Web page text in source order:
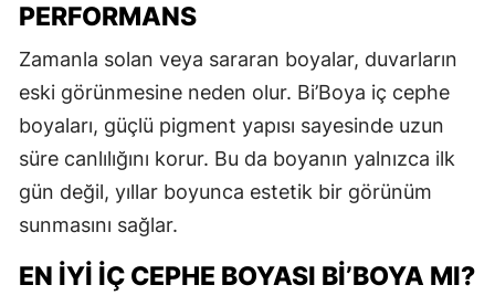
PERFORMANS
Zamanla solan veya sararan boyalar, duvarların
eski görünmesine neden olur. Bi’Boya iç cephe
boyaları, güçlü pigment yapısı sayesinde uzun
süre canlılığını korur. Bu da boyanın yalnızca ilk
gün değil, yıllar boyunca estetik bir görünüm
sunmasını sağlar.
EN İYI İÇ CEPHE BOYASI BI’BOYA MI?